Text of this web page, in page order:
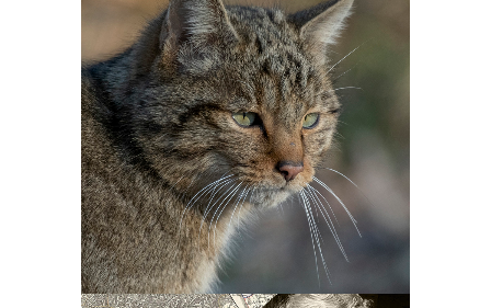
specie di interesse
conservazionistico, inclusa
nell’Appendice II della CITES,
nell’Appendice II della
Convenzione di Berna e
nell’Allegato IV della
Direttiva 92/43/CEE
HABITAT.